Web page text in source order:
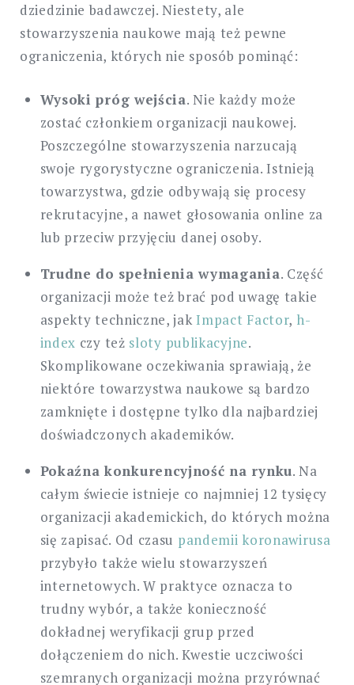
dziedzinie badawczej. Niestety, ale
stowarzyszenia naukowe mają też pewne
ograniczenia, których nie sposób pominąć:
Wysoki próg wejścia. Nie każdy może
zostać członkiem organizacji naukowej.
Poszczególne stowarzyszenia narzucają
swoje rygorystyczne ograniczenia. Istnieją
towarzystwa, gdzie odbywają się procesy
rekrutacyjne, a nawet głosowania online za
lub przeciw przyjęciu danej osoby.
Trudne do spełnienia wymagania. Część
organizacji może też brać pod uwagę takie
aspekty techniczne, jakImpact Factor, h-
index czy też sloty publikacyjne.
Skomplikowane oczekiwania sprawiają, że
niektóre towarzystwa naukowe są bardzo
zamknięte i dostępne tylko dla najbardziej
doświadczonych akademików.
Pokaźna konkurencyjność na rynku. Na
całym świecie istnieje co najmniej 12 tysięcy
organizacji akademickich, do których można
się zapisać. Od czasu pandemii koronawirusa
przybyło także wielu stowarzyszeń
internetowych. W praktyce oznacza to
trudny wybór, a także konieczność
dokładnej weryfikacji grup przed
dołączeniem do nich. Kwestie uczciwości
szemranych organizacji można przyrównać